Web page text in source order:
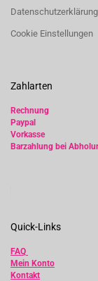
Datenschutzerklärung
Cookie Einstellungen
Zahlarten
Rechnung
Paypal
Vorkasse
Barzahlung bei
Quick-Links
FAQ
Mein Konto
Kontakt